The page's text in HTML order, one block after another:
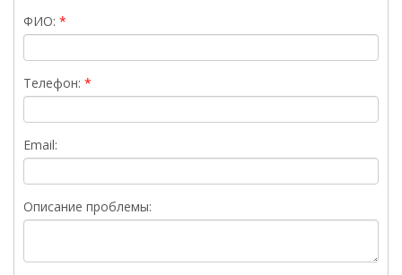
ФИО:
Телефон:
Email:
Описание проблемы: